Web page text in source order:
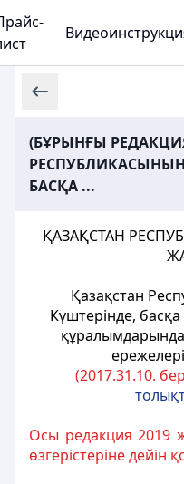
(БҰРЫНҒЫ
БАСҚА ...
ҚАЗАҚСТАН
Қазақстан
Күштерінде,
(2017.31.10.
Осы редакция 2019
өзгерістеріне дейін